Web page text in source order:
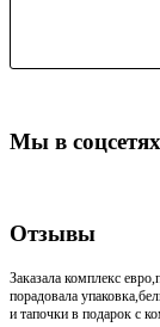
Мы в соцсетях
Отзывы
Заказала комплекс
порадовала
и тапочки в подарок с